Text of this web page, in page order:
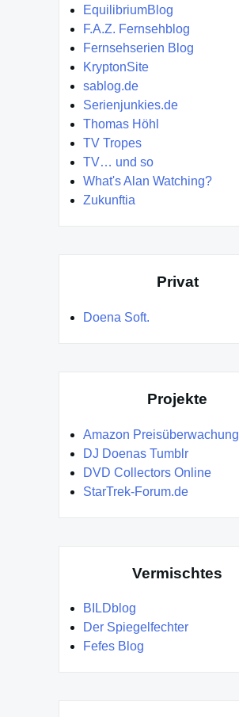
EquilibriumBlog
F.A.Z. Fernsehblog
Fernsehserien Blog
KryptonSite
sablog.de
Serienjunkies.de
Thomas Höhl
TV Tropes
TV… und so
What's Alan Watching?
Zukunftia
Privat
Doena Soft.
Projekte
Amazon Preisüberwachung
DJ Doenas Tumblr
DVD Collectors Online
StarTrek-Forum.de
Vermischtes
BILDblog
Der Spiegelfechter
Fefes Blog